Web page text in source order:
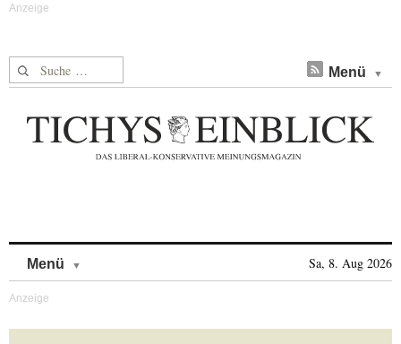
Suche nach: Menü
Menü Sa, 8. Aug 2026